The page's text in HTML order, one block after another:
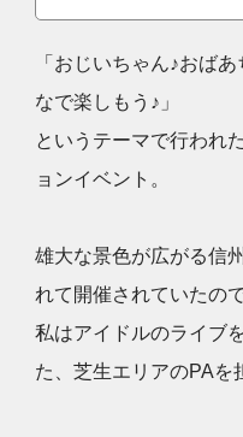
「おじいちゃん♪おば
なで楽しもう♪」
というテーマで行われ
ョンイベント。
雄大な景色が広がる信
れて開催されていたの
私はアイドルのライブ
た、芝生エリアのPAを